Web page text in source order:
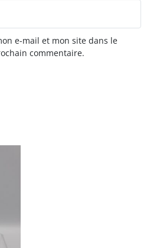
e-mail et mon site dans le
commentaire.